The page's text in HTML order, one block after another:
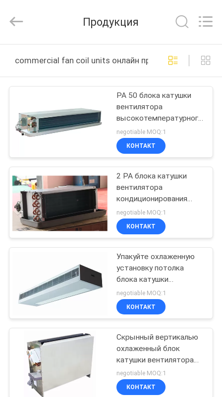
ПРОДУКТЫ
НАС
ПУТЕШЕСТВИЕ
ФАБРИКИ
ПРОВЕРКА
КАЧЕСТВА
СВЯЖИТЕСЬ
СПРОСИТЕ
ЦИТАТУ
COMPANY
NEWS
Refrigeration
All
Reserved.
Продукция
commercial fan coil units онлайн производство
PA 50 блока катушки
вентилятора
высокотемпературного
двойного рядка трубы
4 горизонтальное ESP
negotiable MOQ:1
КОНТАКТ
2 PA блока катушки
вентилятора
кондиционирования
воздуха потолка
рядков трубы 2 ESP 35
negotiable MOQ:1
КОНТАКТ
Упакуйте охлаженную
установку потолка
блока катушки
вентилятора воды
горизонтальную, котор
подвергли действию
negotiable MOQ:1
КОНТАКТ
Скрынный вертикалью
охлаженный блок
катушки вентилятора
воды с установкой пола
negotiable MOQ:1
КОНТАКТ